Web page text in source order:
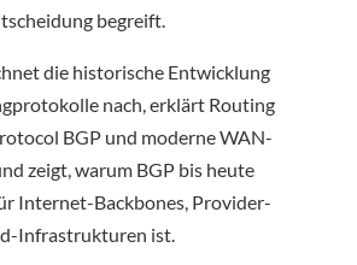
begreift.
die historische Entwicklung
nach, erklärt Routing
BGP und moderne WAN-
zeigt, warum BGP bis heute
Internet-Backbones, Provider-
Infrastrukturen ist.